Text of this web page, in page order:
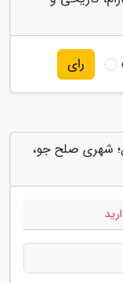
رای
شهری صلح جو،